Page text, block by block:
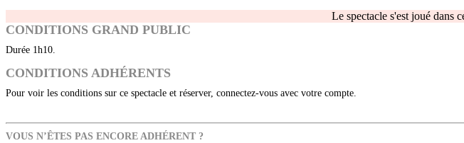
Le spectacle s'est joué dans
CONDITIONS GRAND PUBLIC
Durée 1h10.
CONDITIONS ADHÉRENTS
Pour voir les conditions sur ce spectacle et réserver, connectez-vous avec votre compte.
VOUS N’ÊTES PAS ENCORE ADHÉRENT ?